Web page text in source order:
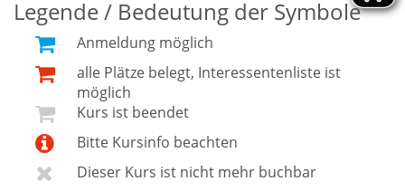
Legende / Bedeutung der Symbole
Anmeldung möglich
alle Plätze belegt, Interessentenliste ist
möglich
Kurs ist beendet
Bitte Kursinfo beachten
Dieser Kurs ist nicht mehr buchbar